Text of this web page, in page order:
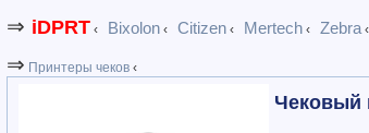
⇒ iDPRT ‹ Bixolon ‹ Citizen ‹ Mertech ‹ Zebra‹
⇒ Принтеры чеков ‹
Чековый